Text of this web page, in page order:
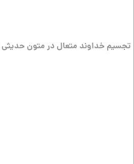
تجسیم خداوند متعال در متون